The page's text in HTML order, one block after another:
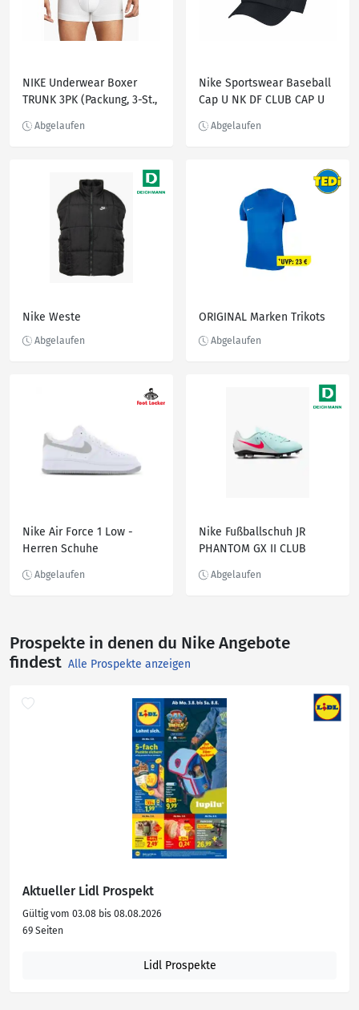
NIKE Underwear Boxer
TRUNK 3PK (Packung, 3-St.,
Stretch, Weiß
Nike Sportswear Baseball
Cap U NK DF CLUB CAP U
Nike Weste ORIGINAL Marken Trikots
Nike Air Force 1 Low -
Herren Schuhe
Nike Fußballschuh JR
PHANTOM GX II CLUB
Prospekte in denen du Nike Angebote
findest Alle Prospekte anzeigen
Aktueller Lidl Prospekt
Gültig vom 03.08 bis 08.08.2026
69 Seiten
Lidl Prospekte